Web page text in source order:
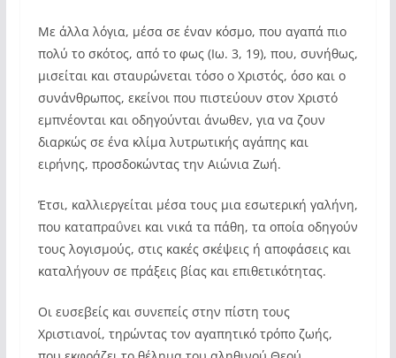
Με άλλα λόγια, μέσα σε έναν κόσμο, που αγαπά πιο
πολύ το σκότος, από το φως (Ιω. 3, 19), που, συνήθως,
μισείται και σταυρώνεται τόσο ο Χριστός, όσο και ο
συνάνθρωπος, εκείνοι που πιστεύουν στον Χριστό
εμπνέονται και οδηγούνται άνωθεν, για να ζουν
διαρκώς σε ένα κλίμα λυτρωτικής αγάπης και
ειρήνης, προσδοκώντας την Αιώνια Ζωή.
Έτσι, καλλιεργείται μέσα τους μια εσωτερική γαλήνη,
που καταπραΰνει και νικά τα πάθη, τα οποία οδηγούν
τους λογισμούς, στις κακές σκέψεις ή αποφάσεις και
καταλήγουν σε πράξεις βίας και επιθετικότητας.
Οι ευσεβείς και συνεπείς στην πίστη τους
Χριστιανοί, τηρώντας τον αγαπητικό τρόπο ζωής,